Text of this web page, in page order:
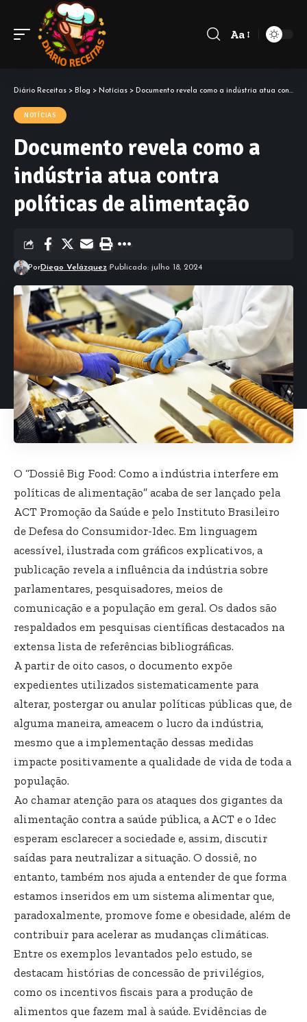
Aa
Diário Receitas > Blog > Notícias > Documento revela como a indústria atua contra políticas de alimentação
NOTÍCIAS
Documento revela como a
indústria atua contra
políticas de alimentação
PorDiego Velázquez Publicado: julho 18, 2024
O “Dossiê Big Food: Como a indústria interfere em
políticas de alimentação” acaba de ser lançado pela
ACT Promoção da Saúde e pelo Instituto Brasileiro
de Defesa do Consumidor-Idec. Em linguagem
acessível, ilustrada com gráficos explicativos, a
publicação revela a influência da indústria sobre
parlamentares, pesquisadores, meios de
comunicação e a população em geral. Os dados são
respaldados em pesquisas científicas destacados na
extensa lista de referências bibliográficas.
A partir de oito casos, o documento expõe
expedientes utilizados sistematicamente para
alterar, postergar ou anular políticas públicas que, de
alguma maneira, ameacem o lucro da indústria,
mesmo que a implementação dessas medidas
impacte positivamente a qualidade de vida de toda a
população.
Ao chamar atenção para os ataques dos gigantes da
alimentação contra a saúde pública, a ACT e o Idec
esperam esclarecer a sociedade e, assim, discutir
saídas para neutralizar a situação. O dossiê, no
entanto, também nos ajuda a entender de que forma
estamos inseridos em um sistema alimentar que,
paradoxalmente, promove fome e obesidade, além de
contribuir para acelerar as mudanças climáticas.
Entre os exemplos levantados pelo estudo, se
destacam histórias de concessão de privilégios,
como os incentivos fiscais para a produção de
alimentos que fazem mal à saúde. Evidências de